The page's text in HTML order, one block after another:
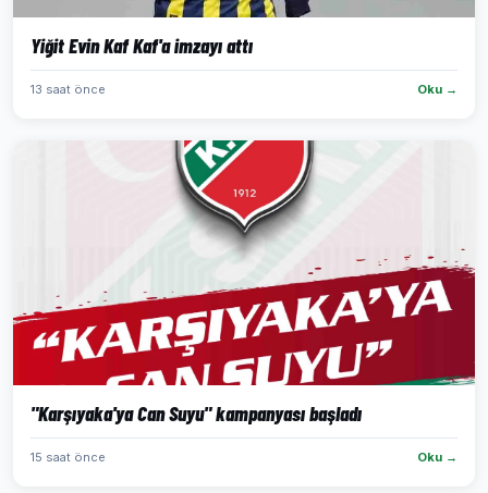
Yiğit Evin Kaf Kaf'a imzayı attı
13 saat önce Oku →
"Karşıyaka'ya Can Suyu" kampanyası başladı
15 saat önce Oku →